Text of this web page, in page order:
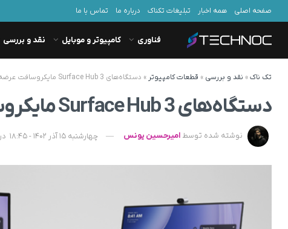
صفحه اصلی همه اخبار تبلیغات تکناک درباره ما تماس با ما
فناوری کامپیوتر و موبایل نقد و بررسی
تک ناک» نقد و بررسی » قطعات کامپیوتر » دستگاه‌های Surface Hub 3 مایکروسافت عرضه شد
دستگاه‌های Surface Hub 3 مایکروسافت عرضه شد
نوشته شده توسط امیرحسین یونس چهارشنبه 15 آذر 1402 - 18:45 در